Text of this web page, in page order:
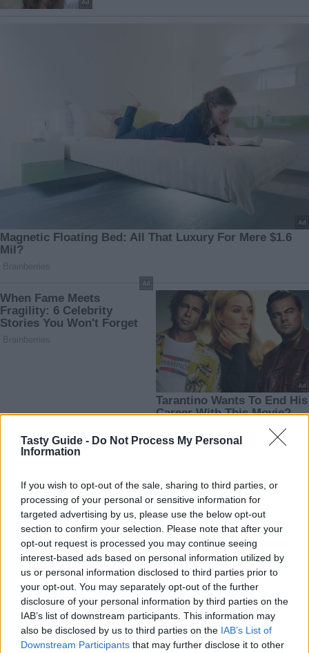
Tasty Guide - Do Not Process My Personal
Information
If you wish to opt-out of the sale, sharing to third parties, or
processing of your personal or sensitive information for
targeted advertising by us, please use the below opt-out
section to confirm your selection. Please note that after your
opt-out request is processed you may continue seeing
interest-based ads based on personal information utilized by
us or personal information disclosed to third parties prior to
your opt-out. You may separately opt-out of the further
disclosure of your personal information by third parties on the
IAB’s list of downstream participants. This information may
also be disclosed by us to third parties on the IAB’s List of
Downstream Participants that may further disclose it to other